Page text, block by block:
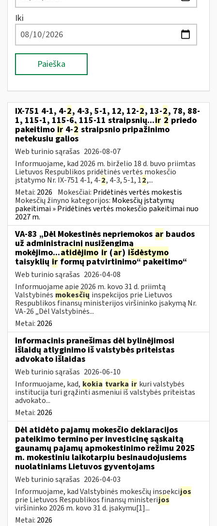
Iki
Paieška
IX-751 4-1, 4-2, 4-3, 5-1, 12, 12-2, 13-2, 78, 88-
1, 115-1, 115-6, 115-11 straipsnių...ir 2 priedo
pakeitimo ir 4-2 straipsnio pripažinimo
netekusiu galios
Web turinio sąrašas 2026-08-07
Informuojame, kad 2026 m. birželio 18 d. buvo priimtas
Lietuvos Respublikos pridėtinės vertės mokesčio
įstatymo Nr. IX-751 4-1, 4-2, 4-3, 5-1, 12,...
Metai: 2026 Mokesčiai: Pridėtinės vertės mokestis
Mokesčių žinyno kategorijos: Mokesčių įstatymų
pakeitimai » Pridėtinės vertės mokesčio pakeitimai nuo
2027 m.
VA-83 „Dėl Mokestinės nepriemokos ar baudos
už administracinį nusižengimą
mokėjimo...atidėjimo ir (ar) išdėstymo
taisyklių ir formų patvirtinimo“ pakeitimo“
Web turinio sąrašas 2026-04-08
Informuojame apie 2026 m. kovo 31 d. priimtą
Valstybinės mokesčių inspekcijos prie Lietuvos
Respublikos finansų ministerijos viršininko įsakymą Nr.
VA-26 „Dėl Valstybinės...
Metai: 2026
Informacinis pranešimas dėl bylinėjimosi
išlaidų atlyginimo iš valstybės priteistas
advokato išlaidas
Web turinio sąrašas 2026-06-10
Informuojame, kad, kokia tvarka ir kuri valstybės
institucija turi grąžinti asmeniui iš valstybės priteistas
advokato...
Metai: 2026
Dėl atidėto pajamų mokesčio deklaracijos
pateikimo termino per investicinę sąskaitą
gaunamų pajamų apmokestinimo režimu 2025
m. mokestiniu laikotarpiu besinaudojusiems
nuolatiniams Lietuvos gyventojams
Web turinio sąrašas 2026-04-03
Informuojame, kad Valstybinės mokesčių inspekcijos
prie Lietuvos Respublikos finansų ministerijos
viršininko 2026 m. kovo 31 d. įsakymu[1]...
Metai: 2026